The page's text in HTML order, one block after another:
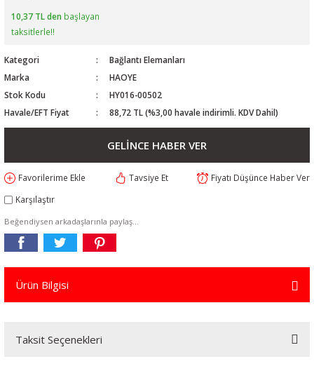
10,37 TL den başlayan
taksitlerle!!
Kategori
Bağlantı Elemanları
Marka
HAOYE
Stok Kodu
HY016-00502
Havale/EFT Fiyat
88,72 TL (%3,00 havale indirimli. KDV Dahil)
GELİNCE HABER VER
Tavsiye Et
Fiyatı Düşünce Haber Ver
Karşılaştır
Beğendiysen arkadaşlarınla paylaş...
Ürün Bilgisi
Taksit Seçenekleri